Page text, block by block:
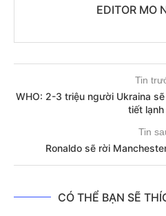
EDITOR MO
Tin
WHO: 2-3 triệu người Ukraina
tiết lạnh
Tin
Ronaldo sẽ rời
CÓ THỂ BẠN SẼ